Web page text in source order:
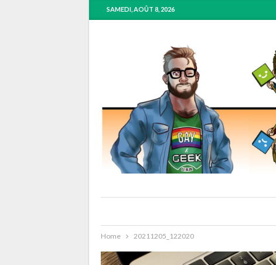
SAMEDI, AOÛT 8, 2026
Home 20211205_122020